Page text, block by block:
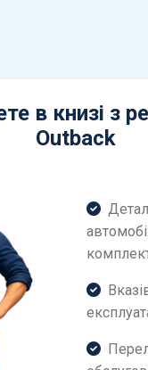
в книзі з
Outback